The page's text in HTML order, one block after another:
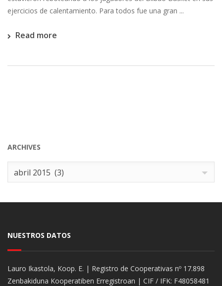
ejercicios de calentamiento. Para todos fue una gran ...
Read more
ARCHIVES
Archives
abril 2015 (3)
NUESTROS DATOS
Lauro Ikastola, Koop. E. | Registro de Cooperativas nº 17.898
Zenbakiduna Kooperatiben Erregistroan | CIF / IFK: F48058481